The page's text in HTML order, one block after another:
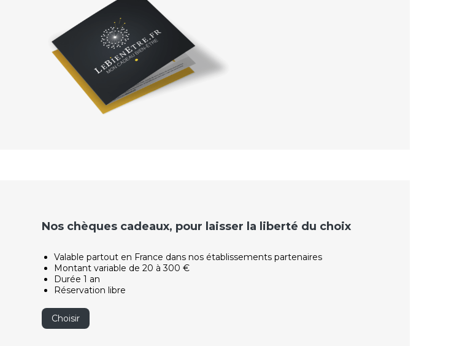
Nos chèques cadeaux, pour laisser la liberté du choix
Valable partout en France dans nos établissements partenaires
Montant variable de 20 à 300 €
Durée 1 an
Réservation libre
Choisir